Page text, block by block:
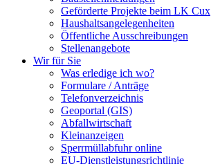
Geförderte Projekte beim LK Cux
Haushaltsangelegenheiten
Öffentliche Ausschreibungen
Stellenangebote
Wir für Sie
Was erledige ich wo?
Formulare / Anträge
Telefonverzeichnis
Geoportal (GIS)
Abfallwirtschaft
Kleinanzeigen
Sperrmüllabfuhr online
EU-Dienstleistungsrichtlinie